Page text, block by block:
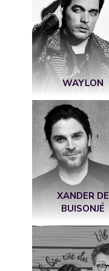
WAYLON
XANDER DE
BUISONJÉ